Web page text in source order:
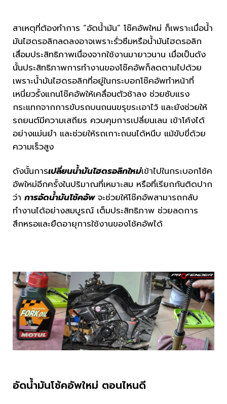
สาเหตุที่ต้องทำการ “อัดน้ำมัน” โช๊คอัพใหม่ ก็เพราะเมื่อน้ำ
มันไฮดรอลิกลดลงอาจเพราะรั่วซึมหรือน้ำมันไฮดรอลิก
เสื่อมประสิทธิภาพเนื่องจากใช้งานมายาวนาน เมื่อเป็นดัง
นั้นประสิทธิภาพการทำงานของโช๊คอัพก็ลดตามไปด้วย
เพราะน้ำมันไฮดรอลิกที่อยู่ในกระบอกโช๊คอัพทำหน้าที่
เหนี่ยวรั้งแกนโช๊คอัพให้เคลื่อนตัวช้าลง ช่วยซับแรง
กระแทกจากการขับรถบนถนนขรุขระเอาไว้ และยังช่วยให้
รถยนต์มีความเสถียร ควบคุมการเปลี่ยนเลน เข้าโค้งได้
อย่างแม่นยำ และช่วยให้รถเกาะถนนได้หนึบ แม้ขับขี่ด้วย
ความเร็วสูง
ดังนั้นการเปลี่ยนน้ำมันไฮดรอลิกใหม่เข้าไปในกระบอกโช้ค
อัพใหม่อีกครั้งในปริมาณที่เหมาะสม หรือที่เรียกกันติดปาก
ว่า การอัดน้ำมันโช้คอัพ จะช่วยให้โช๊คอัพสามารถกลับ
ทำงานได้อย่างสมบูรณ์ เต็มประสิทธิภาพ ช่วยลดการ
สึกหรอและยืดอายุการใช้งานของโช้คอัพได้
อัดน้ำมันโช้คอัพใหม่ ตอนไหนดี